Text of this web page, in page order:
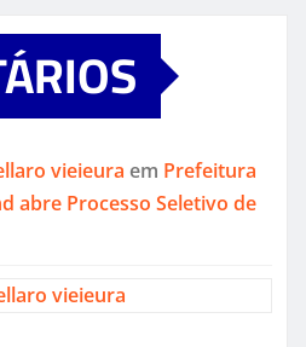
vieieura em Prefeitura
abre Processo Seletivo de
vieieura